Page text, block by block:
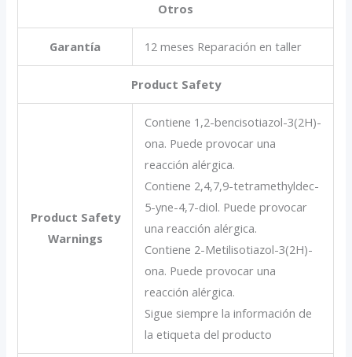
Otros
Garantía 12 meses Reparación en taller
Product Safety
Product Safety
Warnings
Contiene 1,2-bencisotiazol-3(2H)-
ona. Puede provocar una
reacción alérgica.
Contiene 2,4,7,9-tetramethyldec-
5-yne-4,7-diol. Puede provocar
una reacción alérgica.
Contiene 2-Metilisotiazol-3(2H)-
ona. Puede provocar una
reacción alérgica.
Sigue siempre la información de
la etiqueta del producto